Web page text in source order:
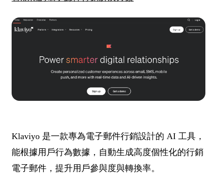
Klaviyo 是一款專為電子郵件行銷設計的 AI 工具，
能根據用戶行為數據，自動生成高度個性化的行銷
電子郵件，提升用戶參與度與轉換率。